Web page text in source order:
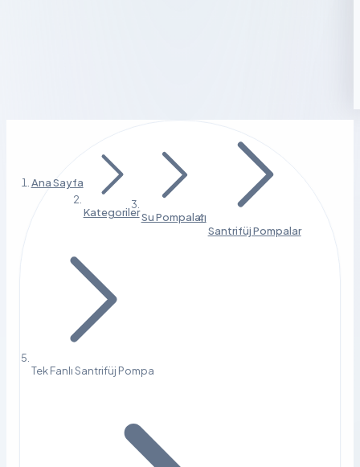
Ana Sayfa
KategorilerSu Pompaları
Santrifüj Pompalar
Tek Fanlı Santrifüj Pompa